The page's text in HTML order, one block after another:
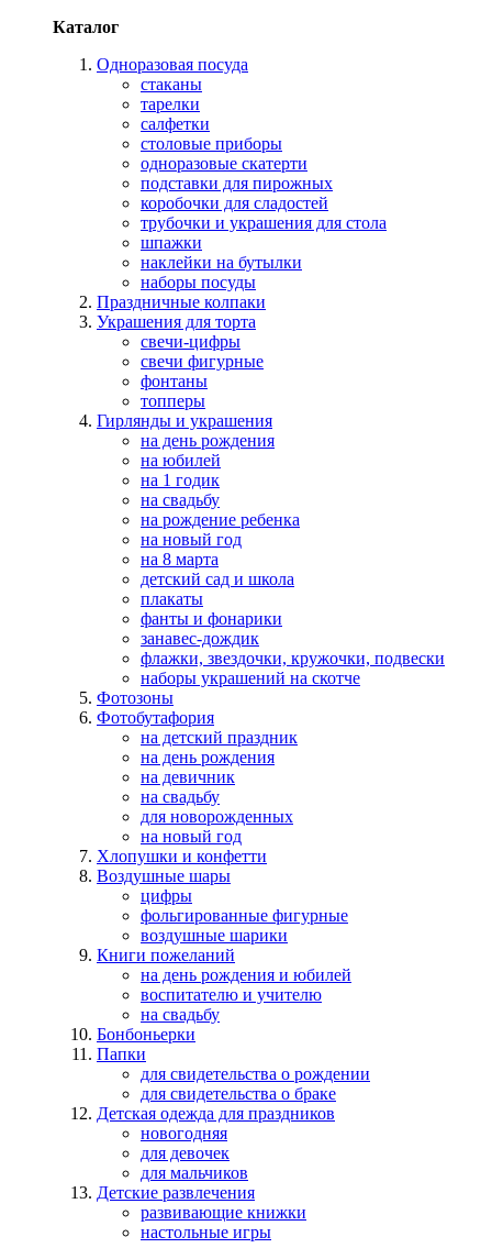
Каталог
Одноразовая посуда
стаканы
тарелки
салфетки
столовые приборы
одноразовые скатерти
подставки для пирожных
коробочки для сладостей
трубочки и украшения для стола
шпажки
наклейки на бутылки
наборы посуды
Праздничные колпаки
Украшения для торта
свечи-цифры
свечи фигурные
фонтаны
топперы
Гирлянды и украшения
на день рождения
на юбилей
на 1 годик
на свадьбу
на рождение ребенка
на новый год
на 8 марта
детский сад и школа
плакаты
фанты и фонарики
занавес-дождик
флажки, звездочки, кружочки, подвески
наборы украшений на скотче
Фотозоны
Фотобутафория
на детский праздник
на день рождения
на девичник
на свадьбу
для новорожденных
на новый год
Хлопушки и конфетти
Воздушные шары
цифры
фольгированные фигурные
воздушные шарики
Книги пожеланий
на день рождения и юбилей
воспитателю и учителю
на свадьбу
Бонбоньерки
Папки
для свидетельства о рождении
для свидетельства о браке
Детская одежда для праздников
новогодняя
для девочек
для мальчиков
Детские развлечения
развивающие книжки
настольные игры